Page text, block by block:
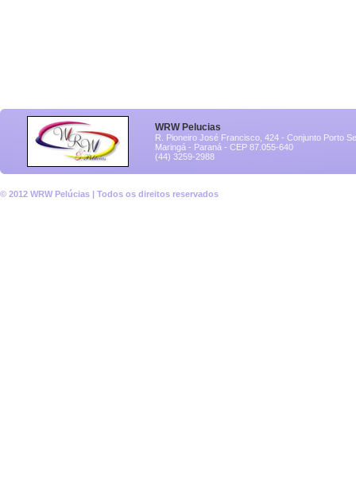
WRW Pelucias
R. Pioneiro José Francisco, 424 - Conjunto Porto
Maringá - Paraná - CEP 87.055-640
(44) 3259-2988
© 2012 WRW Pelúcias | Todos os direitos reservados